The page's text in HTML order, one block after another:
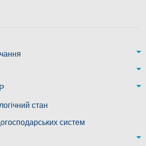
– водогін № 1,2
– водогін № 3
вод
водопостачання
стан
систем